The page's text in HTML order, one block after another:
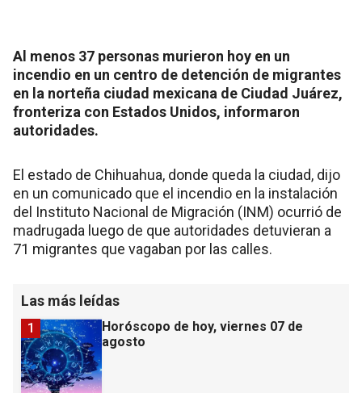
Al menos 37 personas murieron hoy en un
incendio en un centro de detención de migrantes
en la norteña ciudad mexicana de Ciudad Juárez,
fronteriza con Estados Unidos, informaron
autoridades.
El estado de Chihuahua, donde queda la ciudad, dijo
en un comunicado que el incendio en la instalación
del Instituto Nacional de Migración (INM) ocurrió de
madrugada luego de que autoridades detuvieran a
71 migrantes que vagaban por las calles.
Las más leídas
Horóscopo de hoy, viernes 07 de
agosto
1